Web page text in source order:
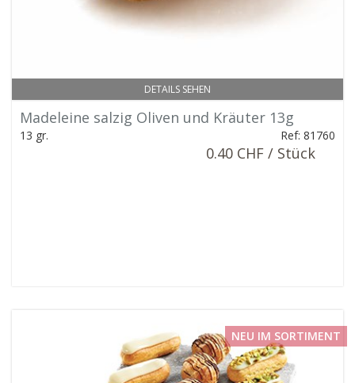
DETAILS SEHEN
Madeleine salzig Oliven und Kräuter 13g
13 gr. Ref: 81760
0.40 CHF / Stück
NEU IM SORTIMENT